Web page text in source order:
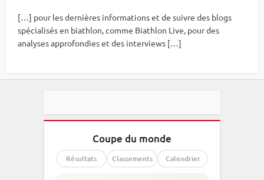
[…] pour les dernières informations et de suivre des blogs
spécialisés en biathlon, comme Biathlon Live, pour des
analyses approfondies et des interviews […]
Coupe du monde
Résultats Classements Calendrier